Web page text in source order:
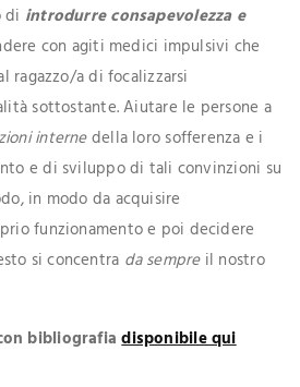
di introdurre consapevolezza e
con agiti medici impulsivi che
ragazzo/a di focalizzarsi
sottostante. Aiutare le persone a
internedella loro sofferenza e i
e di sviluppo di tali convinzioni su
in modo da acquisire
funzionamento e poi decidere
si concentra da sempre il nostro
bibliografiadisponibile qui